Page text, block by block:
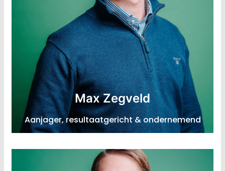
Max Zegveld
Aanjager, resultaatgericht & ondernemend
Consultant Ketenregie & Samenwerking
Expertise: Energiesector, Bouwsector
LinkedIn